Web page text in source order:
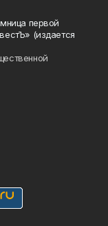
первой
(издается